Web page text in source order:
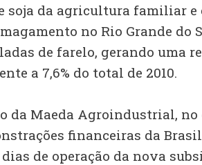
soja da agricultura familiar e
no Rio Grande do
de farelo, gerando uma
a 7,6% do total de 2010.
da Maeda Agroindustrial, no
financeiras da
de operação da nova